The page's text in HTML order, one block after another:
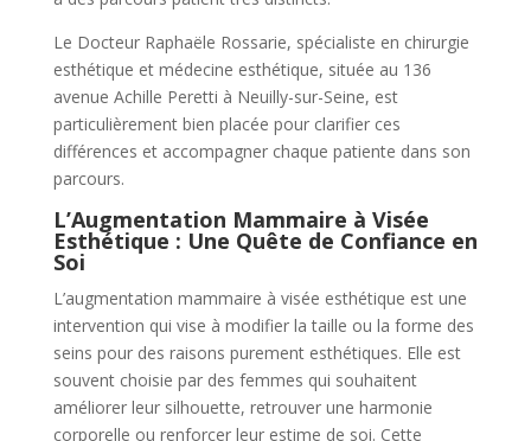
Le Docteur Raphaële Rossarie, spécialiste en chirurgie
esthétique et médecine esthétique, située au 136
avenue Achille Peretti à Neuilly-sur-Seine, est
particulièrement bien placée pour clarifier ces
différences et accompagner chaque patiente dans son
parcours.
L’Augmentation Mammaire à Visée
Esthétique : Une Quête de Confiance en
Soi
L’augmentation mammaire à visée esthétique est une
intervention qui vise à modifier la taille ou la forme des
seins pour des raisons purement esthétiques. Elle est
souvent choisie par des femmes qui souhaitent
améliorer leur silhouette, retrouver une harmonie
corporelle ou renforcer leur estime de soi. Cette